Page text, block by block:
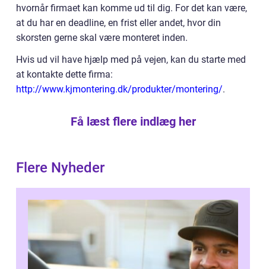
hvornår firmaet kan komme ud til dig. For det kan være,
at du har en deadline, en frist eller andet, hvor din
skorsten gerne skal være monteret inden.
Hvis ud vil have hjælp med på vejen, kan du starte med
at kontakte dette firma:
http://www.kjmontering.dk/produkter/montering/.
Få læst flere indlæg her
Flere Nyheder